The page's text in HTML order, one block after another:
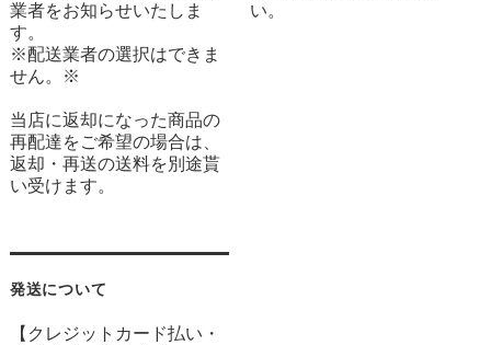
業者をお知らせいたしま
す。
※配送業者の選択はできま
せん。※
当店に返却になった商品の
再配達をご希望の場合は、
返却・再送の送料を別途貰
い受けます。
発送について
【クレジットカード払い・
い。